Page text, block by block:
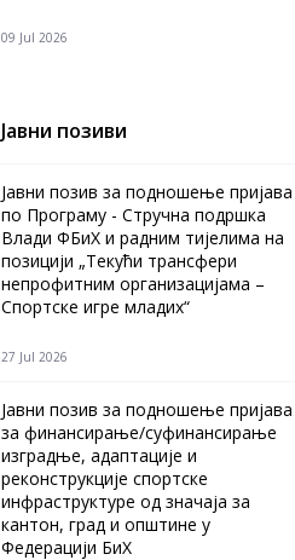
09 Jul 2026
Јавни позиви
Јавни позив за подношење пријава
по Програму - Стручна подршка
Влади ФБиХ и радним тијелима на
позицији „Текући трансфери
непрофитним организацијама –
Спортске игре младих“
27 Jul 2026
Jавни позив за подношење пријава
за финансирање/суфинансирање
изградње, адаптације и
реконструкције спортске
инфраструктуре од значаја за
кантон, град и општине у
Федерацији БиХ